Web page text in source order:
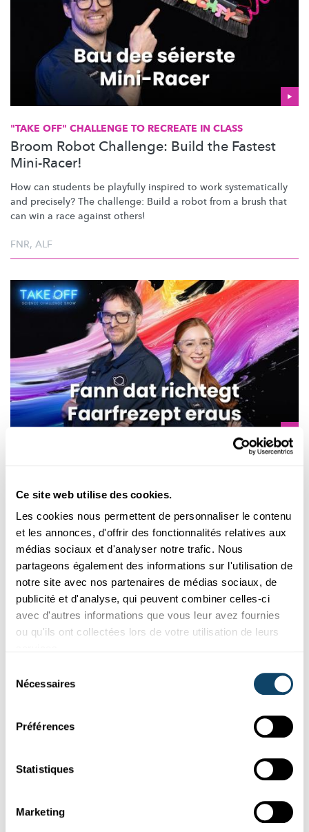
Ce site web utilise des cookies.
Les cookies nous permettent de personnaliser le contenu
et les annonces, d'offrir des fonctionnalités relatives aux
médias sociaux et d'analyser notre trafic. Nous
partageons également des informations sur l'utilisation de
notre site avec nos partenaires de médias sociaux, de
publicité et d'analyse, qui peuvent combiner celles-ci
avec d'autres informations que vous leur avez fournies
ou qu'ils ont collectées lors de votre utilisation de leurs
Nécessaires
Préférences
Statistiques
Marketing
"TAKE OFF" CHALLENGE TO RECREATE IN CLASS
Broom Robot Challenge: Build the Fastest
Mini-Racer!
How can students be playfully inspired to work systematically
and precisely? The challenge: Build a robot from a brush that
can win a race against others!
FNR, ALF
work in a playful way? The challenge: Find a color recipe that
allows you to recreate the original as accurately as possible.
FNR,ALF
TAKE-OFF CHALLENGE TO RECREATE IN THE CLASSROOM
How can you get students excited about teamwork, physics,